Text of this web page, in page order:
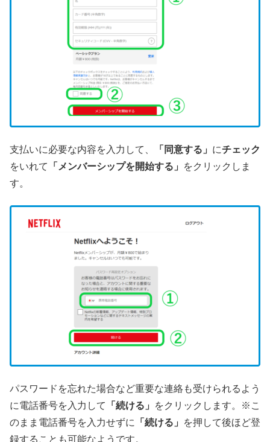
支払いに必要な内容を入力して、 「同意する」 にチェック
をいれて
「メンバーシップを開始する」
をクリックしま
す。
パスワードを忘れた場合など重要な連絡も受けられるよう
に電話番号を入力して
「続ける」
をクリックします。※こ
のまま電話番号を入力せずに
「続ける」
を押して後ほど登
録することも可能なようです。